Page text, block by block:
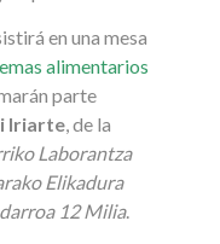
en una mesa
alimentarios
parte
Iriarte, de la
Laborantza
Elikadura
12 Milia.